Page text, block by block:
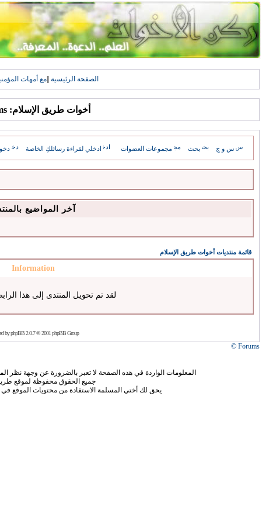
الصفحة الرئيسية مع أمهات
أخوات طريق الإسلام: Forums
س و ج بحث مجموعات العضوات ادخلي لقراءة رسائلكِ الخاصة
آخر المواضيع
قائمة منتديات أخوات طريق الإسلام
Information
لقد تم تحويل المنتدى إلى هذا
byphpBB2.0.7 © 2001 phpBB Group
Forums ©
المعلومات الواردة في هذه الصفحة لا تعبر بالضرورة عن وجهة نظر
جميع الحقوق محفوظة لموقع
يحق لك أختي المسلمة الاستفادة من محتويات الموقع